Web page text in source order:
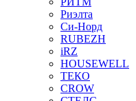
Риэлта
Си-Норд
RUBEZH
iRZ
HOUSEWELL
ТЕКО
CROW